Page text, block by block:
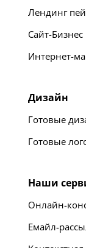
Лендинг
Сайт-Бизнес
Интернет-
Дизайн
Готовые
Готовые
Наши
Онлайн-
Емайл-